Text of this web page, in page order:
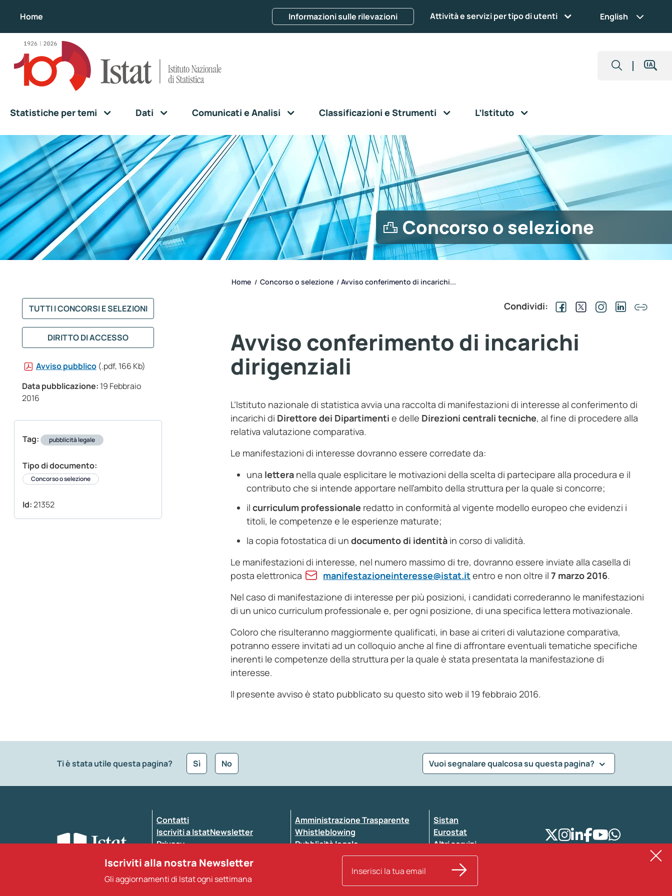
Home Informazioni sulle rilevazioni Attività e servizi per tipo di utenti English
Statistiche per temi Dati Comunicati e Analisi Classificazioni e Strumenti L’Istituto
Concorso o selezione
TUTTI I CONCORSI E SELEZIONI
DIRITTO DI ACCESSO
Avviso pubblico (.pdf, 166 Kb)
Data pubblicazione: 19 Febbraio
2016
Tag: pubblicità legale
Tipo di documento:
Concorso o selezione
Id:21352
Home / Concorso o selezione / Avviso conferimento di incarichi...
Condividi:
Avviso conferimento di incarichi
dirigenziali
L’Istituto nazionale di statistica avvia una raccolta di manifestazioni di interesse al conferimento di
incarichi di Direttore dei Dipartimenti e delle Direzioni centrali tecniche, al fine di procedere alla
relativa valutazione comparativa.
Le manifestazioni di interesse dovranno essere corredate da:
una lettera nella quale esplicitare le motivazioni della scelta di partecipare alla procedura e il
contributo che si intende apportare nell’ambito della struttura per la quale si concorre;
ilcurriculum professionale redatto in conformità al vigente modello europeo che evidenzi i
titoli, le competenze e le esperienze maturate;
la copia fotostatica di undocumento di identità in corso di validità.
Le manifestazioni di interesse, nel numero massimo di tre, dovranno essere inviate alla casella di
posta elettronica
manifestazioneinteresse@istat.it entro e non oltre il7 marzo 2016.
Nel caso di manifestazione di interesse per più posizioni, i candidati correderanno le manifestazioni
di un unico curriculum professionale e, per ogni posizione, di una specifica lettera motivazionale.
Coloro che risulteranno maggiormente qualificati, in base ai criteri di valutazione comparativa,
potranno essere invitati ad un colloquio anche al fine di affrontare eventuali tematiche specifiche
inerenti le competenze della struttura per la quale è stata presentata la manifestazione di
interesse.
Il presente avviso è stato pubblicato su questo sito web il 19 febbraio 2016.
Ti è stata utile questa pagina? Sì No Vuoi segnalare qualcosa su questa pagina?
Seleziona la tipologia della segnalazione
Inserisci il tuo commento
Contatti
Iscriviti a IstatNewsletter
Privacy
Amministrazione Trasparente
Whistleblowing
Pubblicità legale
Atti di notifica
Sistan
Eurostat
Altri servizi
Iscriviti alla nostra Newsletter
Gli aggiornamenti di Istat ogni settimana